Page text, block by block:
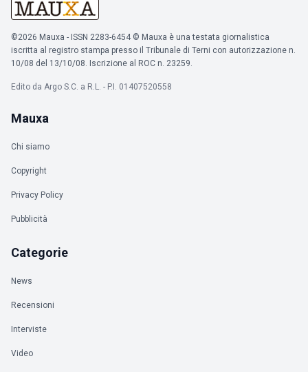
©2026 Mauxa - ISSN 2283-6454 © Mauxa è una testata giornalistica
iscritta al registro stampa presso il Tribunale di Terni con autorizzazione n.
10/08 del 13/10/08. Iscrizione al ROC n. 23259.
Edito da Argo S.C. a R.L. - P.I. 01407520558
Mauxa
Chi siamo
Copyright
Privacy Policy
Pubblicità
Categorie
News
Recensioni
Interviste
Video